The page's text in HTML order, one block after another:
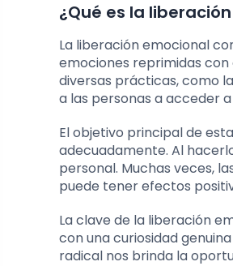
¿Qué es la
La liberación emocional
emociones reprimidas
diversas prácticas, como
a las personas a acceder
El objetivo principal de
adecuadamente. Al
personal. Muchas veces,
puede tener efectos
La clave de la liberación
con una curiosidad
radical nos brinda la